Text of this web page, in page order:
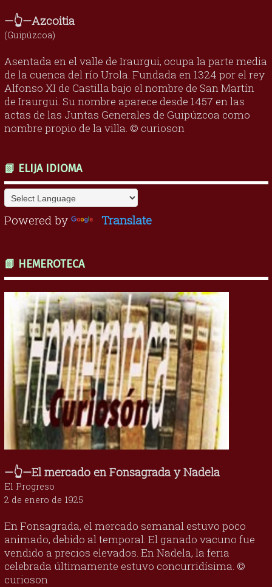
—👆—Azcoitia
(Guipúzcoa)
Asentada en el valle de Iraurgui, ocupa la parte media
de la cuenca del río Urola. Fundada en 1324 por el rey
Alfonso XI de Castilla bajo el nombre de San Martín
de Iraurgui. Su nombre aparece desde 1457 en las
actas de las Juntas Generales de Guipúzcoa como
nombre propio de la villa. © curioson
📗 ELIJA IDIOMA
Powered by Translate
📗 HEMEROTECA
—👆—El mercado en Fonsagrada y Nadela
El Progreso
2 de enero de 1925
En Fonsagrada, el mercado semanal estuvo poco
animado, debido al temporal. El ganado vacuno fue
vendido a precios elevados. En Nadela, la feria
celebrada últimamente estuvo concurridísima. ©
curioson